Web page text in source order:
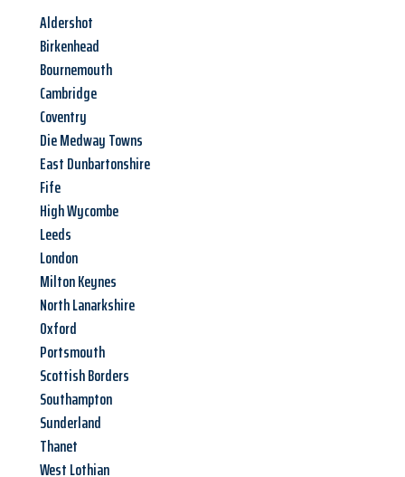
Aldershot
Birkenhead
Bournemouth
Cambridge
Coventry
Die Medway Towns
East Dunbartonshire
Fife
High Wycombe
Leeds
London
Milton Keynes
North Lanarkshire
Oxford
Portsmouth
Scottish Borders
Southampton
Sunderland
Thanet
West Lothian